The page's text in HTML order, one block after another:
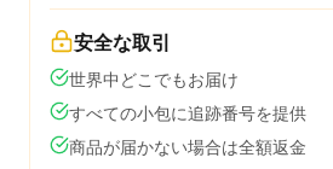
安全な取引
世界中どこでもお届け
すべての小包に追跡番号を提供
商品が届かない場合は全額返金